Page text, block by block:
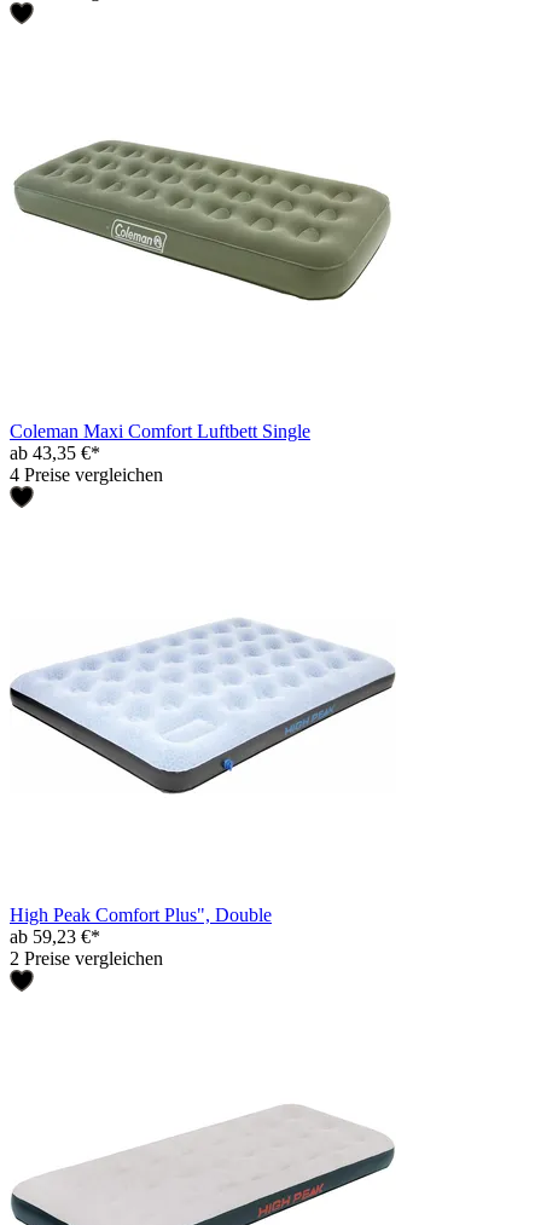
Coleman Maxi Comfort Luftbett Single
ab 43,35 €*
4 Preise vergleichen
High Peak Comfort Plus", Double
ab 59,23 €*
2 Preise vergleichen